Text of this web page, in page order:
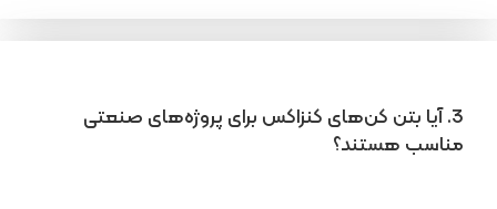
3. آیا بتن کن‌های کنزاکس برای پروژه‌های صنعتی
مناسب هستند؟